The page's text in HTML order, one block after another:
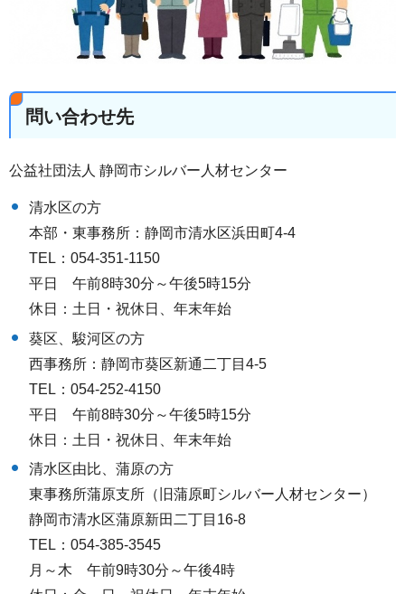
問い合わせ先
公益社団法人 静岡市シルバー人材センター
清水区の方
本部・東事務所：静岡市清水区浜田町4-4
TEL：054-351-1150
平日 午前8時30分～午後5時15分
休日：土日・祝休日、年末年始
葵区、駿河区の方
西事務所：静岡市葵区新通二丁目4-5
TEL：054-252-4150
平日 午前8時30分～午後5時15分
休日：土日・祝休日、年末年始
清水区由比、蒲原の方
東事務所蒲原支所（旧蒲原町シルバー人材センター）
静岡市清水区蒲原新田二丁目16-8
TEL：054-385-3545
月～木 午前9時30分～午後4時